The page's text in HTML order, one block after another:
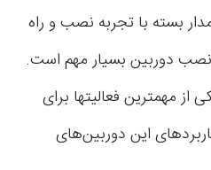
بسته با تجربه نصب و راه
نصب دوربین بسیار مهم است.
مهمترین فعالیتها برای
این دوربین‌های